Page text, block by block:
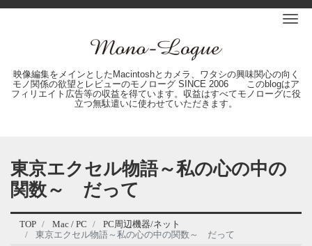
映像編集をメインとしたMacintoshとカメラ、ワタシの興味関心の向く
モノ関係の欲望とレビューのモノローグ SINCE 2006 このblogはア
フィリエイト広告等の収益を得ています。収益はすべてモノローグに役
立つ無駄遣いに使わせていただきます。
東京エクセル物語～私の心の中の
関数～ だって
TOP Mac / PC
PC周辺機器/ネット
東京エクセル物語～私の心の中の関数～ だって